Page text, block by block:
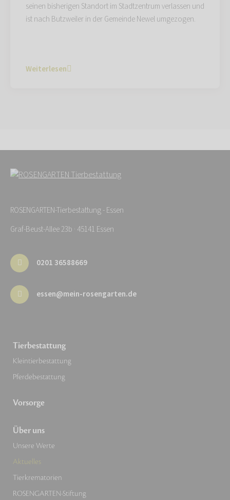
seinen bisherigen Standort im Stadtzentrum verlassen und
ist nach Butzweiler in der Gemeinde Newel umgezogen.
Weiterlesen
ROSENGARTEN-Tierbestattung - Essen
Graf-Beust-Allee 23b · 45141 Essen
0201 36588669
essen@mein-rosengarten.de
Tierbestattung
Kleintierbestattung
Pferdebestattung
Vorsorge
Über uns
Unsere Werte
Aktuelles
Tierkrematorien
ROSENGARTEN-Stiftung